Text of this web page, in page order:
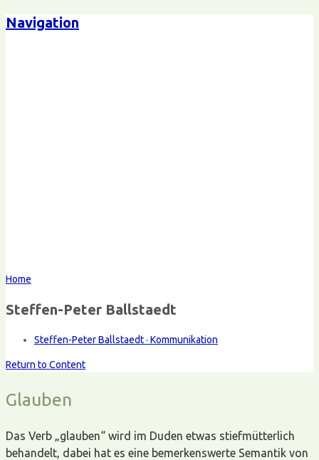
Navigation
Home
Steffen-Peter Ballstaedt
Steffen-Peter Ballstaedt · Kommunikation
Return to Content
Glauben
Das Verb „glauben“ wird im Duden etwas stiefmütterlich
behandelt, dabei hat es eine bemerkenswerte Semantik von